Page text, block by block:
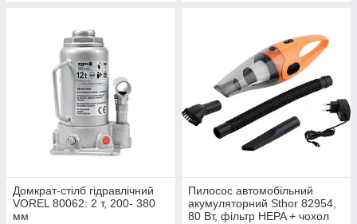
Домкрат-стілб гідравлічний
VOREL 80062: 2 т, 200- 380
мм
Пилосос автомобільний
акумуляторний Sthor 82954,
80 Вт, фільтр HEPA + чохол